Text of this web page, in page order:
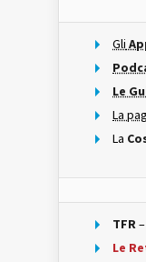
Gli
Le
La
La
TFR
Le